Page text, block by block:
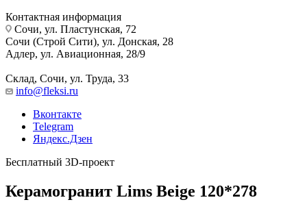
Контактная информация
Сочи, ул. Пластунская, 72
Сочи (Строй Сити), ул. Донская, 28
Адлер, ул. Авиационная, 28/9
Склад, Сочи, ул. Труда, 33
info@fleksi.ru
Вконтакте
Telegram
Яндекс.Дзен
Бесплатный 3D-проект
Керамогранит Lims Beige 120*278